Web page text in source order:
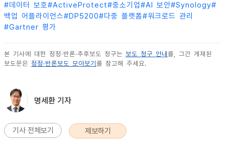
#데이터 보호#ActiveProtect#중소기업#AI 보안#Synology#
백업 어플라이언스#DP5200#다중 플랫폼#워크로드 관리
#Gartner 평가
본 기사에 대한 정정·반론·추후보도 청구는 보도 청구 안내 를, 그간 게재된
보도문은 정정·반론보도 모아보기 를 참고해 주세요.
명세환 기자
기사 전체보기 제보하기